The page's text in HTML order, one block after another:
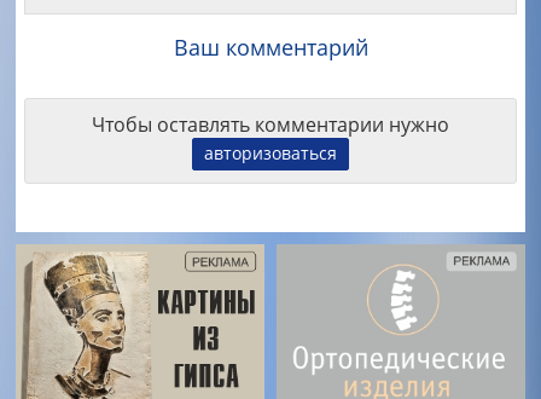
Ваш комментарий
Чтобы оставлять комментарии нужно
авторизоваться